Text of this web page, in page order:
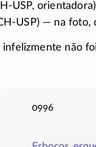
USP,
USP) — na foto,
infelizmente não
0996